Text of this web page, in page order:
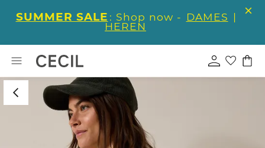
SUMMER SALE : Shop now - DAMES |
HEREN